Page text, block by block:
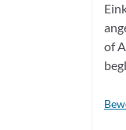
of